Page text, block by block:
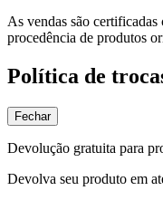
As vendas são
procedência de produtos
Política de
Fechar
Devolução gratuita para
Devolva seu produto em